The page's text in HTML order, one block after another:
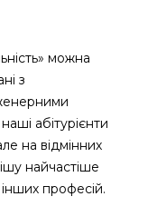
можна
з
абітурієнти
на відмінних
найчастіше
професій.